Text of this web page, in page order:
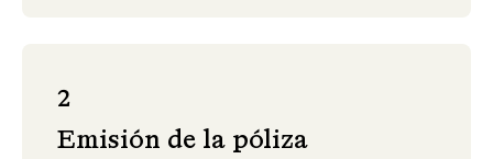
2
Emisión de la póliza